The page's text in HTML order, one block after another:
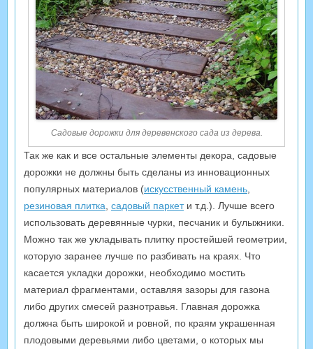
Садовые дорожки для деревенского сада из дерева.
Так же как и все остальные элементы декора, садовые
дорожки не должны быть сделаны из инновационных
популярных материалов (искусственный камень,
резиновая плитка, садовый паркети т.д.). Лучше всего
использовать деревянные чурки, песчаник и булыжники.
Можно так же укладывать плитку простейшей геометрии,
которую заранее лучше по разбивать на краях. Что
касается укладки дорожки, необходимо мостить
материал фрагментами, оставляя зазоры для газона
либо других смесей разнотравья. Главная дорожка
должна быть широкой и ровной, по краям украшенная
плодовыми деревьями либо цветами, о которых мы